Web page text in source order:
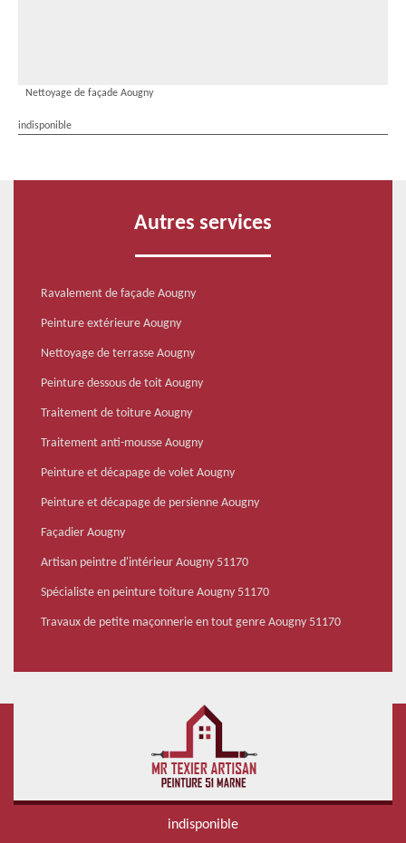
Nettoyage de façade Aougny
indisponible
Autres services
Ravalement de façade Aougny
Peinture extérieure Aougny
Nettoyage de terrasse Aougny
Peinture dessous de toit Aougny
Traitement de toiture Aougny
Traitement anti-mousse Aougny
Peinture et décapage de volet Aougny
Peinture et décapage de persienne Aougny
Façadier Aougny
Artisan peintre d'intérieur Aougny 51170
Spécialiste en peinture toiture Aougny 51170
Travaux de petite maçonnerie en tout genre Aougny 51170
indisponible